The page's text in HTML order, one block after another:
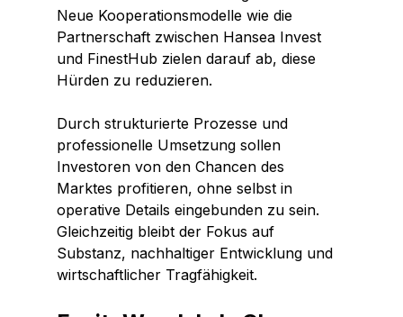
Neue Kooperationsmodelle wie die
Partnerschaft zwischen Hansea Invest
und FinestHub zielen darauf ab, diese
Hürden zu reduzieren.
Durch strukturierte Prozesse und
professionelle Umsetzung sollen
Investoren von den Chancen des
Marktes profitieren, ohne selbst in
operative Details eingebunden zu sein.
Gleichzeitig bleibt der Fokus auf
Substanz, nachhaltiger Entwicklung und
wirtschaftlicher Tragfähigkeit.